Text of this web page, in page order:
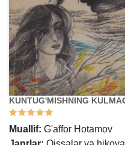
KUNTUG'MISHNING
Muallif: G'affor Hotamov